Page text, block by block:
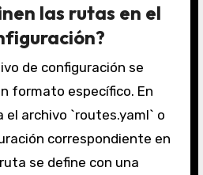
las rutas en el
de configuración se
formato específico. En
el archivo `routes.yaml` o
correspondiente en
se define con una